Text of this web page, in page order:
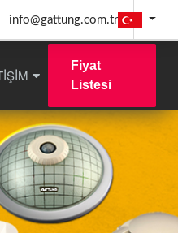
info@gattung.com.tr
Fiyat
Listesi